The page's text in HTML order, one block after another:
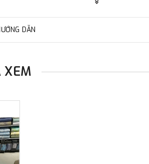
tiên tiến của Hàn Quốc đảm bảo chất
nhiên và không qua tái chế: tại Ant
làm từ chất liệu Organic, giúp bảo vệ
trường, an toàn cho người dùng.
hợp với mọi gia đình khi tới Ant Bedding.
trọng và hiện đại: Những mẫu thiết kế
khách hàng, từ đơn giản, trẻ trung cho tới
cấp dịch vụ và trải nghiệm mua sắm tốt
Bedding bạn sẽ luôn có những đêm
ngủ của bạn!
DẪN
XEM